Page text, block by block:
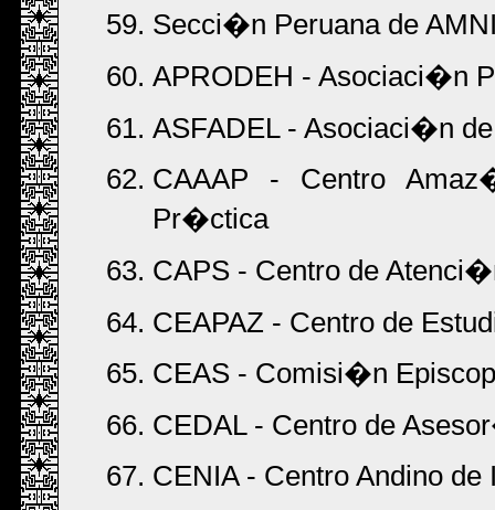
Secci�n Peruana de
APRODEH - Asociaci�n
ASFADEL - Asociaci�n
CAAAP - Centro
Pr�ctica
CAPS - Centro de
CEAPAZ - Centro de
CEAS - Comisi�n
CEDAL - Centro de
CENIA - Centro Andino